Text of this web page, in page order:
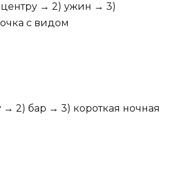
центру → 2) ужин → 3)
с видом
2) бар → 3) короткая ночная